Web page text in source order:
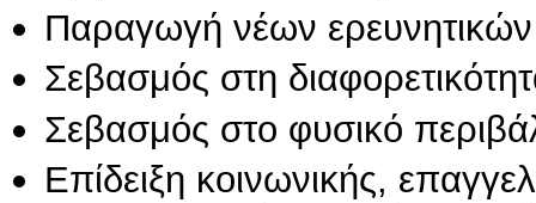
Παραγωγή νέων
Σεβασμός στη
Σεβασμός στο φυσικό
Επίδειξη κοινωνικής,